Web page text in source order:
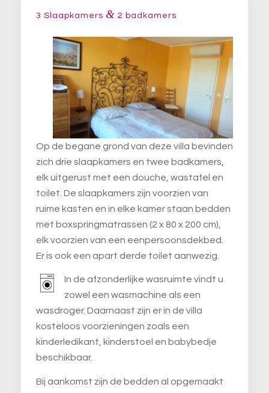
3 Slaapkamers & 2 badkamers
Op de begane grond van deze villa bevinden
zich drie slaapkamers en twee badkamers,
elk uitgerust met een douche, wastafel en
toilet. De slaapkamers zijn voorzien van
ruime kasten en in elke kamer staan bedden
met boxspringmatrassen (2 x 80 x 200 cm),
elk voorzien van een eenpersoonsdekbed.
Er is ook een apart derde toilet aanwezig.
In de afzonderlijke wasruimte vindt u
zowel een wasmachine als een
wasdroger. Daarnaast zijn er in de villa
kosteloos voorzieningen zoals een
kinderledikant, kinderstoel en babybedje
beschikbaar.
Bij aankomst zijn de bedden al opgemaakt